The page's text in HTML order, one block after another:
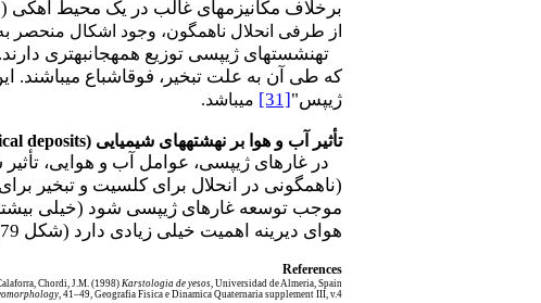
برخلاف مکانیزم­های غالب در یک محیط آهکی
از طرفی انحلال ناهمگون، وجود اشکال منحصر
ته­نشست­های ژیپسی توزیع همه­جانبه­تری
که طی آن به علت تبخیر، فوق­اشباع می­باشند.
ژیپس"[31] می­باشد.
تأثیر آب و هوا بر نهشته­های شیمیایی deposits)
در غارهای ژیپسی، عوامل آب و هوایی،
(ناهمگونی در انحلال برای کلسیت و تبخیر
موجب توسعه غارهای ژیپسی شود (خیلی
هوای دیرینه اهمیت خیلی زیادی دارد (شکل 79). این ویژگی به عنوان شاخصی برای تغییرات امروزی آب و هوا نیز مورد استفاده قرار می­گیرد.
References
Chordi, J.M. (1998) Karstologia de yesos , Universidad de Almeria, Spain.
, 41–49, Geografia Fisica e Dinamica Quaternaria supplement III, v.4.